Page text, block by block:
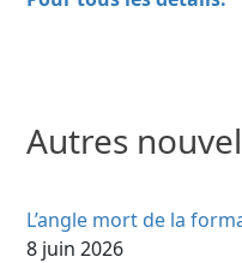
Autres
L’angle mort de la
8 juin 2026